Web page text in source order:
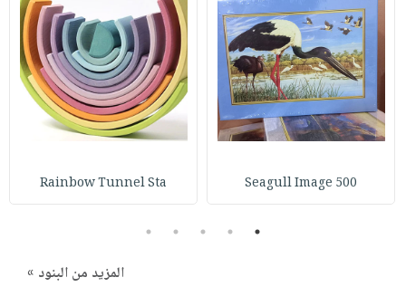
Seagull Image 500
Rainbow Tunnel Sta
1
2
3
4
5
المزيد من البنود »